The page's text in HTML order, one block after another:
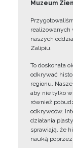
Muzeum
realizowanych
naszych
Zalipiu.
To doskonała
odkrywać
regionu.
aby nie tylko
również
odkrywców.
działania
sprawiają, że
nauką